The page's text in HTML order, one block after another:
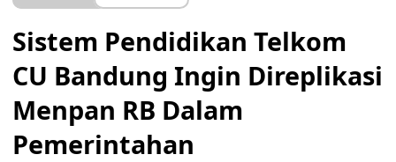
Sistem Pendidikan Telkom
CU Bandung Ingin Direplikasi
Menpan RB Dalam
Pemerintahan